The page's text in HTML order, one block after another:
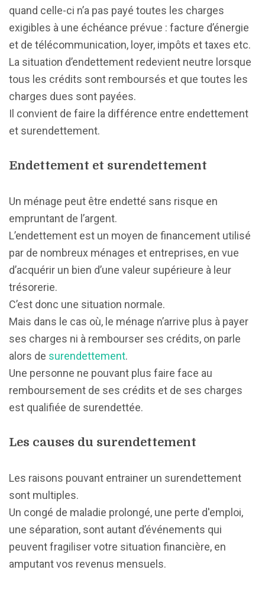
quand celle-ci n’a pas payé toutes les charges
exigibles à une échéance prévue : facture d’énergie
et de télécommunication, loyer, impôts et taxes etc.
La situation d’endettement redevient neutre lorsque
tous les crédits sont remboursés et que toutes les
charges dues sont payées.
Il convient de faire la différence entre endettement
et surendettement.
Endettement et surendettement
Un ménage peut être endetté sans risque en
empruntant de l’argent.
L’endettement est un moyen de financement utilisé
par de nombreux ménages et entreprises, en vue
d’acquérir un bien d’une valeur supérieure à leur
trésorerie.
C’est donc une situation normale.
Mais dans le cas où, le ménage n’arrive plus à payer
ses charges ni à rembourser ses crédits, on parle
alors de surendettement.
Une personne ne pouvant plus faire face au
remboursement de ses crédits et de ses charges
est qualifiée de surendettée.
Les causes du surendettement
Les raisons pouvant entrainer un surendettement
sont multiples.
Un congé de maladie prolongé, une perte d'emploi,
une séparation, sont autant d’événements qui
peuvent fragiliser votre situation financière, en
amputant vos revenus mensuels.